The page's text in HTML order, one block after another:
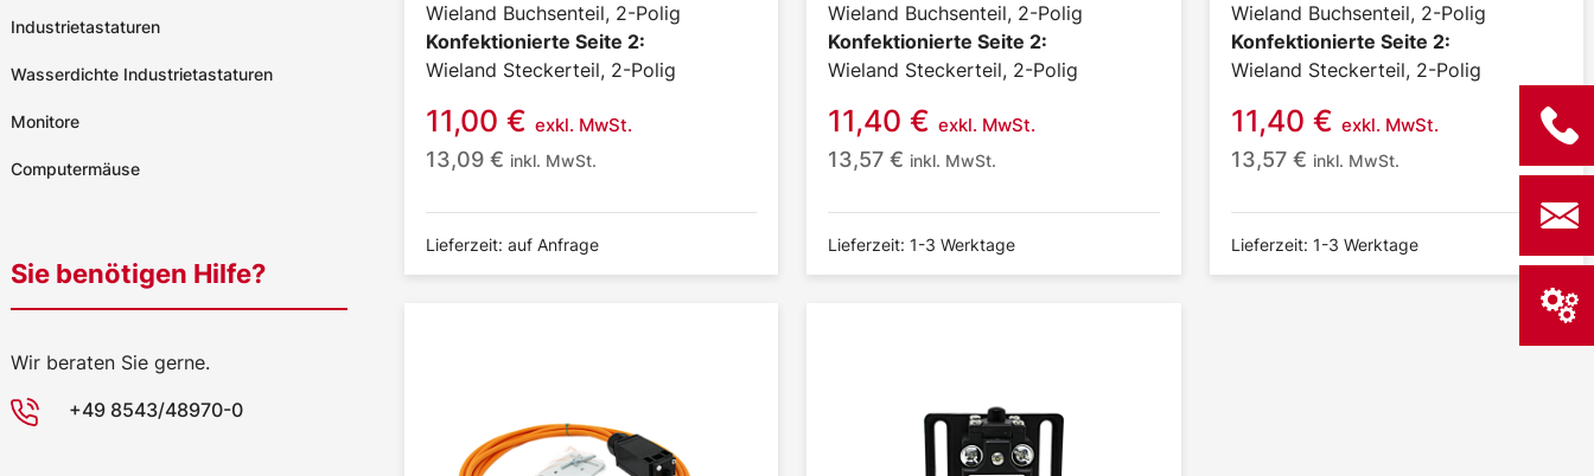
Wieland Buchsenteil, 2-Polig
Konfektionierte Seite 2:
Wieland Steckerteil, 2-Polig
11,00 € exkl. MwSt.
13,09 € inkl. MwSt.
Lieferzeit: auf Anfrage
Wieland Buchsenteil, 2-Polig
Konfektionierte Seite 2:
Wieland Steckerteil, 2-Polig
11,40 € exkl. MwSt.
13,57 € inkl. MwSt.
Lieferzeit: 1-3 Werktage
Wieland Buchsenteil, 2-Polig
Konfektionierte Seite 2:
Wieland Steckerteil, 2-Polig
11,40 € exkl. MwSt.
13,57 € inkl. MwSt.
Lieferzeit: 1-3 Werktage
Industrietastaturen
Wasserdichte Industrietastaturen
Monitore
Computermäuse
Sie benötigen Hilfe?
Wir beraten Sie gerne.
+49 8543/48970-0